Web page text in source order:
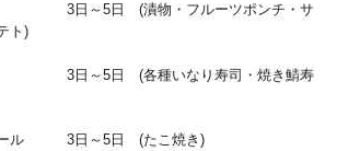
5日 (漬物・フルーツポンチ・サ
ト)
～5日 (各種いなり寿司・焼き鯖寿
3日～5日 (たこ焼き)